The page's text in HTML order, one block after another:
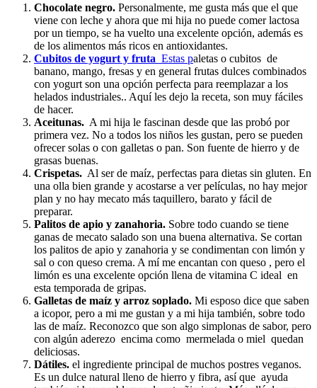
Chocolate negro. Personalmente, me gusta más que el que
viene con leche y ahora que mi hija no puede comer lactosa
por un tiempo, se ha vuelto una excelente opción, además es
de los alimentos más ricos en antioxidantes.
Cubitos de yogurt y fruta Estas paletas o cubitos de
banano, mango, fresas y en general frutas dulces combinados
con yogurt son una opción perfecta para reemplazar a los
helados industriales.. Aquí les dejo la receta, son muy fáciles
de hacer.
Aceitunas. A mi hija le fascinan desde que las probó por
primera vez. No a todos los niños les gustan, pero se pueden
ofrecer solas o con galletas o pan. Son fuente de hierro y de
grasas buenas.
Crispetas. Al ser de maíz, perfectas para dietas sin gluten. En
una olla bien grande y acostarse a ver películas, no hay mejor
plan y no hay mecato más taquillero, barato y fácil de
preparar.
Palitos de apio y zanahoria. Sobre todo cuando se tiene
ganas de mecato salado son una buena alternativa. Se cortan
los palitos de apio y zanahoria y se condimentan con limón y
sal o con queso crema. A mí me encantan con queso , pero el
limón es una excelente opción llena de vitamina C ideal en
esta temporada de gripas.
Galletas de maíz y arroz soplado. Mi esposo dice que saben
a icopor, pero a mi me gustan y a mi hija también, sobre todo
las de maíz. Reconozco que son algo simplonas de sabor, pero
con algún aderezo encima como mermelada o miel quedan
deliciosas.
Dátiles. el ingrediente principal de muchos postres veganos.
Es un dulce natural lleno de hierro y fibra, así que ayuda